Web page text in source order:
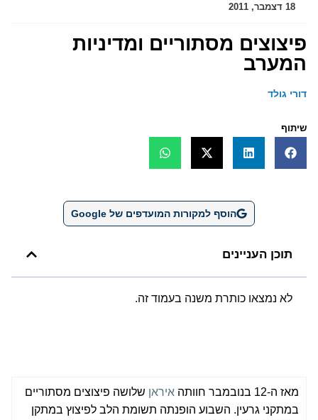
18 דצמבר, 2011
פיצוצים מסתוריים ומדיניות
המערב
דורי גולד
שיתוף
הוסף למקורות המועדפים של Google
תוכן העניינים
לא נמצאו כותרת משנה בעמוד זה.
מאז ה-12 בנובמבר חוותה איראן שלושה פיצוצים מסתוריים
במתקני גרעין. השבוע הופנתה תשומת הלב לפיצוץ במתקן